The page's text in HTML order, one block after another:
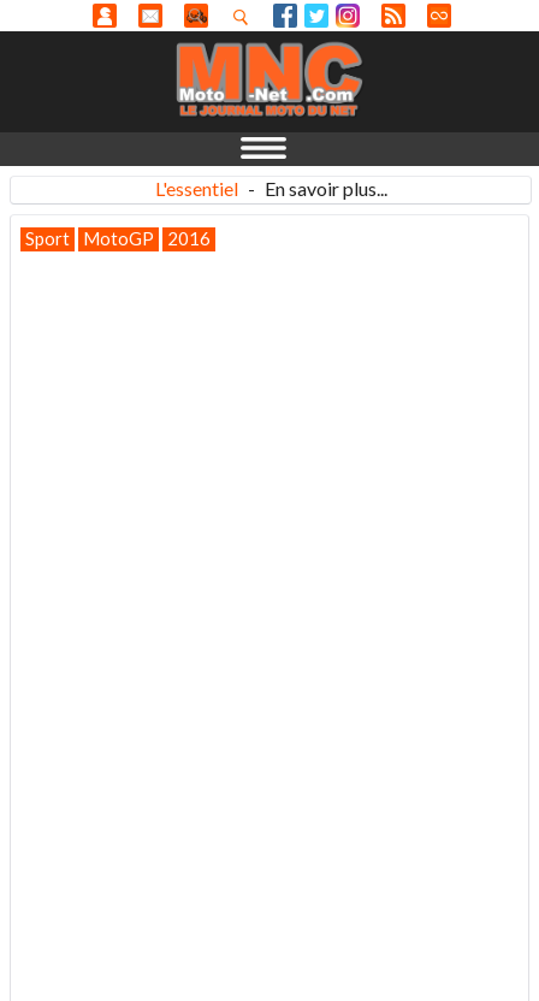
L'essentiel - En savoir plus...
Sport MotoGP 2016